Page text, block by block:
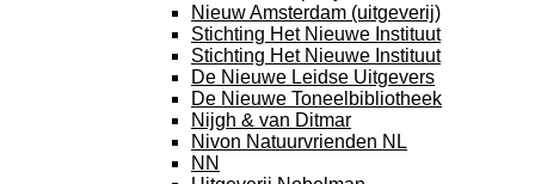
Nieuw Amsterdam (uitgeverij)
Stichting Het Nieuwe Instituut
Stichting Het Nieuwe Instituut
De Nieuwe Leidse Uitgevers
De Nieuwe Toneelbibliotheek
Nijgh & van Ditmar
Nivon Natuurvrienden NL
NN